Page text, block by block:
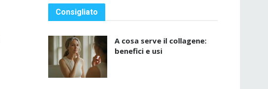
Consigliato
A cosa serve il collagene:
benefici e usi